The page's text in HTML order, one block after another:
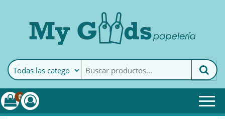
MyGoods · PapeleríaMy Goods es tu papelería
online de confianza. Podrás
encontrar todo lo necesario
0